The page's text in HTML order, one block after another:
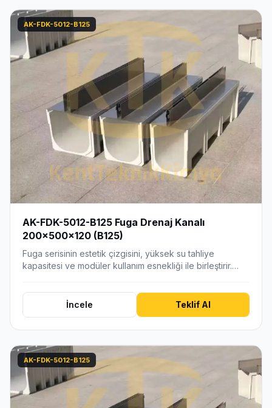
AK-FDK-5012-B125
AK-FDK-5012-B125 Fuga Drenaj Kanalı
200x500x120 (B125)
Fuga serisinin estetik çizgisini, yüksek su tahliye
kapasitesi ve modüler kullanım esnekliği ile birleştirir.…
İncele Teklif Al
AK-FDK-5012-B125